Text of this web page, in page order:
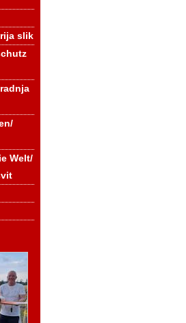
slik
Welt/